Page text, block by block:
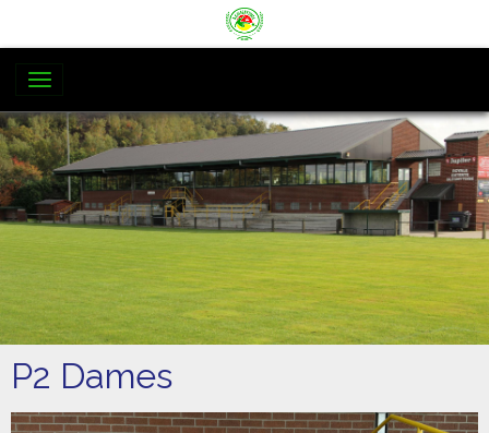
P2 Dames